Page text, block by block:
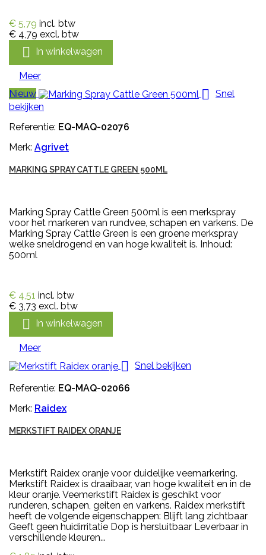
€ 5,79 incl. btw
€ 4,79 excl. btw
 In winkelwagen
Meer
Nieuw
 Snel
bekijken
Referentie: EQ-MAQ-02076
Merk: Agrivet
MARKING SPRAY CATTLE GREEN 500ML
Marking Spray Cattle Green 500ml is een merkspray
voor het markeren van rundvee, schapen en varkens. De
Marking Spray Cattle Green is een groene merkspray
welke sneldrogend en van hoge kwaliteit is. Inhoud:
500ml
€ 4,51 incl. btw
€ 3,73 excl. btw
 In winkelwagen
Meer
 Snel bekijken
Referentie: EQ-MAQ-02066
Merk: Raidex
MERKSTIFT RAIDEX ORANJE
Merkstift Raidex oranje voor duidelijke veemarkering.
Merkstift Raidex is draaibaar, van hoge kwaliteit en in de
kleur oranje. Veemerkstift Raidex is geschikt voor
runderen, schapen, geiten en varkens. Raidex merkstift
heeft de volgende eigenschappen: Blijft lang zichtbaar
Geeft geen huidirritatie Dop is hersluitbaar Leverbaar in
verschillende kleuren...